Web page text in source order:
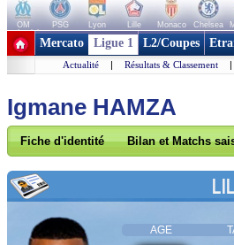
OM PSG Lyon Lille Monaco Chelsea
+ de clubs
Mercato Ligue 1 L2/Coupes
Actualité | Résultats & Classement |
Igmane HAMZA
Fiche d'identité Bilan et Matchs
AGE